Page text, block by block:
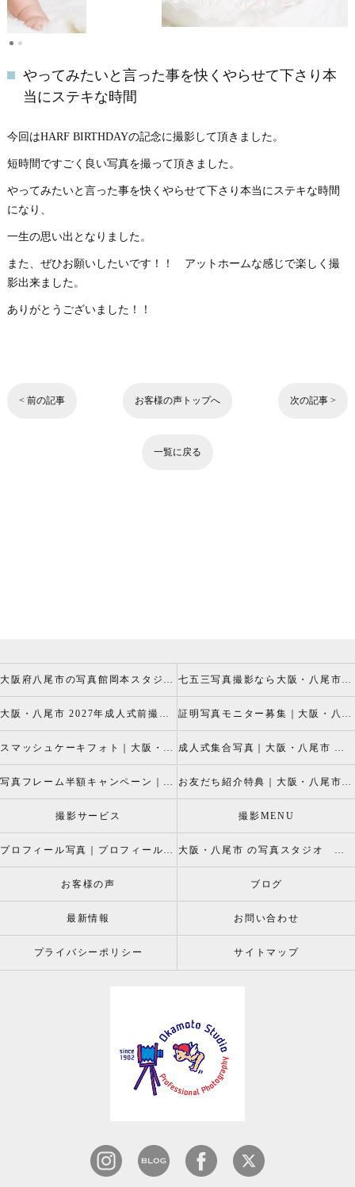
やってみたいと言った事を快くやらせて下さり本
当にステキな時間
今回はHARF BIRTHDAYの記念に撮影して頂きました。
短時間ですごく良い写真を撮って頂きました。
やってみたいと言った事を快くやらせて下さり本当にステキな時間
になり、
一生の思い出となりました。
また、ぜひお願いしたいです！！ アットホームな感じで楽しく撮
影出来ました。
ありがとうございました！！
< 前の記事 お客様の声トップへ 次の記事 >
一覧に戻る
大阪府八尾市の写真館岡本スタジオの撮影キャンペーン 七五三写真撮影なら大阪・八尾市 の岡本スタジオへ
大阪・八尾市 2027年成人式前撮り振袖写真撮影、成人振袖レンタルなら2026年成人前撮りキャペーン開催中の岡本スタジオへ 証明写真モニター募集｜大阪・八尾市 証明写真撮影なら岡本スタジオへ！証明写真モニターモデル募集中！
スマッシュケーキフォト｜大阪・八尾市 スマッシュケーキ写真撮影、ベビーフォト撮影は岡本スタジオへ 成人式集合写真｜大阪・八尾市 友達集合写真、成人式集合写真撮影なら岡本スタジオへ
写真フレーム半額キャンペーン｜大阪・八尾市 写真撮影なら半額割引キャペーン開催中の岡本スタジオへ お友だち紹介特典｜大阪・八尾市 記念写真撮影なら岡本スタジオへ
撮影サービス 撮影MENU
プロフィール写真｜プロフィールフォト 大阪・八尾市 の写真スタジオ 岡本スタジオ2026年七五三撮影特設ページ
お客様の声 ブログ
最新情報 お問い合わせ
プライバシーポリシー サイトマップ